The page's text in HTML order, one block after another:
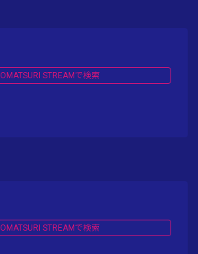
OMATSURI STREAMで検索
OMATSURI STREAMで検索